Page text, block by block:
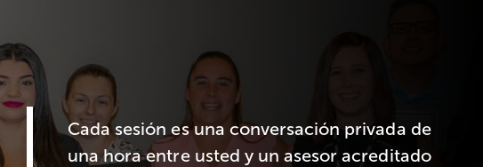
Cada sesión es una conversación privada de
una hora entre usted y un asesor acreditado